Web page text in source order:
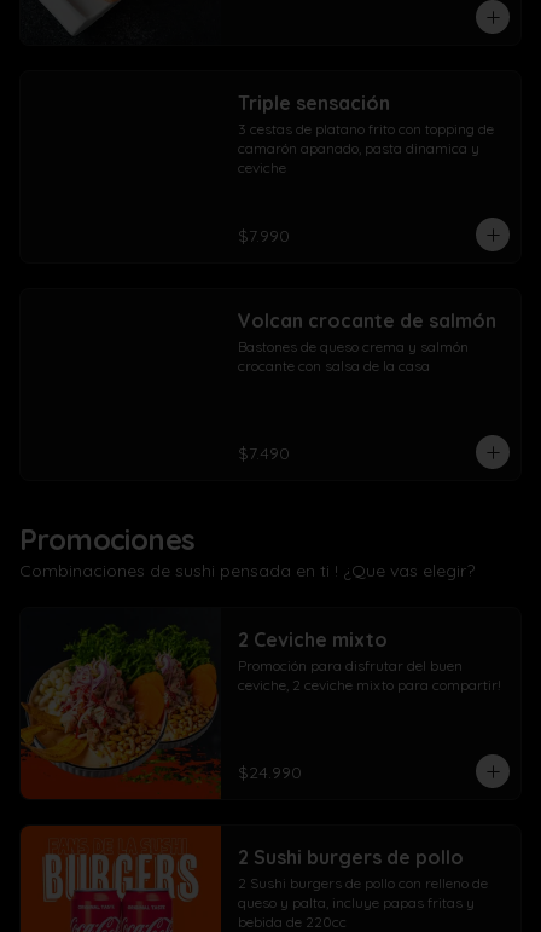
Triple sensación
3 cestas de platano frito con topping de
camarón apanado, pasta dinamica y
ceviche
$7.990
Volcan crocante de salmón
Bastones de queso crema y salmón
crocante con salsa de la casa
$7.490
Promociones
Combinaciones de sushi pensada en ti ! ¿Que vas elegir?
2 Ceviche mixto
Promoción para disfrutar del buen
ceviche, 2 ceviche mixto para compartir!
$24.990
2 Sushi burgers de pollo
2 Sushi burgers de pollo con relleno de
queso y palta, incluye papas fritas y
bebida de 220cc